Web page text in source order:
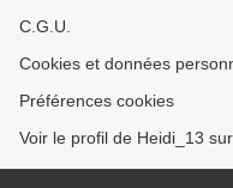
C.G.U.
Cookies et données
Préférences cookies
Voir le profil de Heidi_13